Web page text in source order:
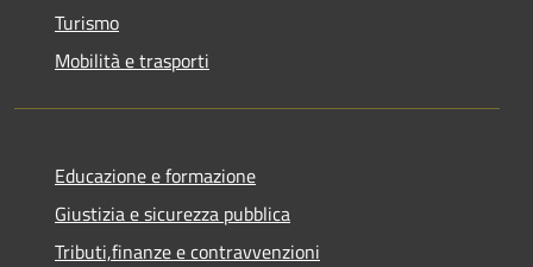
Turismo
Mobilità e trasporti
Educazione e formazione
Giustizia e sicurezza pubblica
Tributi,finanze e contravvenzioni